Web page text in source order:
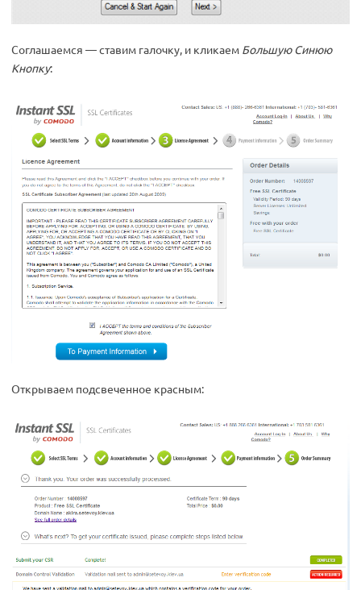
Соглашаемся — ставим галочку, и кликаем Большую Синюю
Кнопку:
Открываем подсвеченное красным: